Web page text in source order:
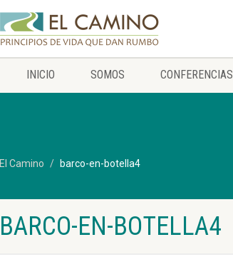
INICIO SOMOS CONFERENCIAS
El Camino barco-en-botella4
BARCO-EN-BOTELLA4